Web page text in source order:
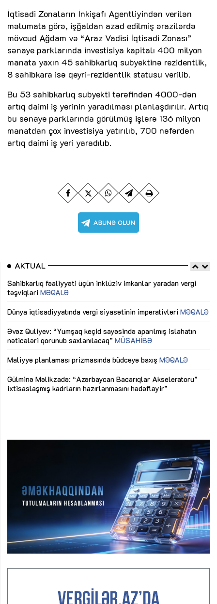
İqtisadi Zonaların İnkişafı Agentliyindən verilən
məlumata görə, işğaldan azad edilmiş ərazilərdə
mövcud Ağdam və “Araz Vadisi İqtisadi Zonası”
sənaye parklarında investisiya kapitalı 400 milyon
manata yaxın 45 sahibkarlıq subyektinə rezidentlik,
8 sahibkara isə qeyri-rezidentlik statusu verilib.
Bu 53 sahibkarlıq subyekti tərəfindən 4000-dən
artıq daimi iş yerinin yaradılması planlaşdırılır. Artıq
bu sənaye parklarında görülmüş işlərə 136 milyon
manatdan çox investisiya yatırılıb, 700 nəfərdən
artıq daimi iş yeri yaradılıb.
AKTUAL
Sahibkarlıq fəaliyyəti üçün inklüziv imkanlar yaradan vergi
təşviqləri MƏQALƏ
Dünya iqtisadiyyatında vergi siyasətinin imperativləri MƏQALƏ
Əvəz Quliyev: “Yumşaq keçid sayəsində aparılmış islahatın
nəticələri qorunub saxlanılacaq” MÜSAHİBƏ
Maliyyə planlaması prizmasında büdcəyə baxış MƏQALƏ
Gülminə Məlikzadə: “Azərbaycan Bacarıqlar Akseleratoru”
ixtisaslaşmış kadrların hazırlanmasını hədəfləyir”